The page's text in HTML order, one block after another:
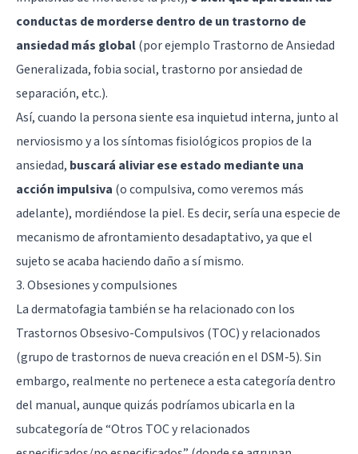
conductas de morderse dentro de un trastorno de
ansiedad más global(por ejemplo Trastorno de Ansiedad
Generalizada, fobia social, trastorno por ansiedad de
separación, etc.).
Así, cuando la persona siente esa inquietud interna, junto al
nerviosismo y a los síntomas fisiológicos propios de la
ansiedad, buscará aliviar ese estado mediante una
acción impulsiva (o compulsiva, como veremos más
adelante), mordiéndose la piel. Es decir, sería una especie de
mecanismo de afrontamiento desadaptativo, ya que el
sujeto se acaba haciendo daño a sí mismo.
3. Obsesiones y compulsiones
La dermatofagia también se ha relacionado con los
Trastornos Obsesivo-Compulsivos (TOC) y relacionados
(grupo de trastornos de nueva creación en el DSM-5). Sin
embargo, realmente no pertenece a esta categoría dentro
del manual, aunque quizás podríamos ubicarla en la
subcategoría de “Otros TOC y relacionados